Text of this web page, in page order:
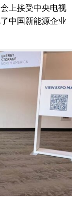
上接受中央电视
中国新能源企业